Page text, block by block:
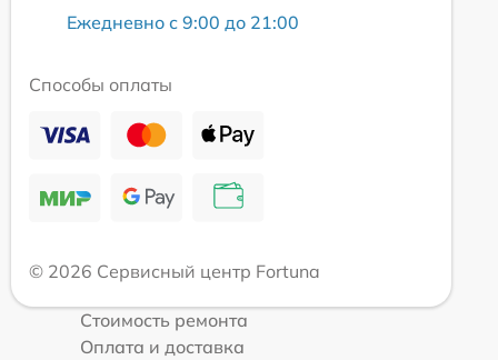
Ежедневно с 9:00 до 21:00
Способы оплаты
© 2026 Сервисный центр Fortuna
Стоимость ремонта
Оплата и доставка